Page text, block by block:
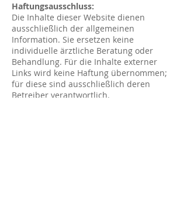
Haftungsausschluss:
Die Inhalte dieser Website dienen
ausschließlich der allgemeinen
Information. Sie ersetzen keine
individuelle ärztliche Beratung oder
Behandlung. Für die Inhalte externer
Links wird keine Haftung übernommen;
für diese sind ausschließlich deren
Betreiber verantwortlich.